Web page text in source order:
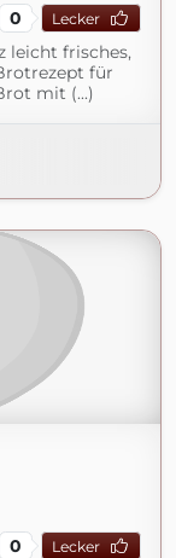
0 Lecker
leicht frisches,
für
mit (...)
0 Lecker